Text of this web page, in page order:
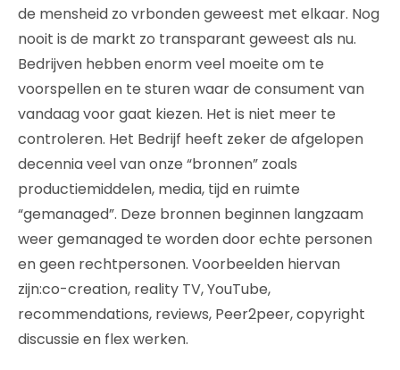
de mensheid zo vrbonden geweest met elkaar. Nog
nooit is de markt zo transparant geweest als nu.
Bedrijven hebben enorm veel moeite om te
voorspellen en te sturen waar de consument van
vandaag voor gaat kiezen. Het is niet meer te
controleren. Het Bedrijf heeft zeker de afgelopen
decennia veel van onze “bronnen” zoals
productiemiddelen, media, tijd en ruimte
“gemanaged”. Deze bronnen beginnen langzaam
weer gemanaged te worden door echte personen
en geen rechtpersonen. Voorbeelden hiervan
zijn:co-creation, reality TV, YouTube,
recommendations, reviews, Peer2peer, copyright
discussie en flex werken.